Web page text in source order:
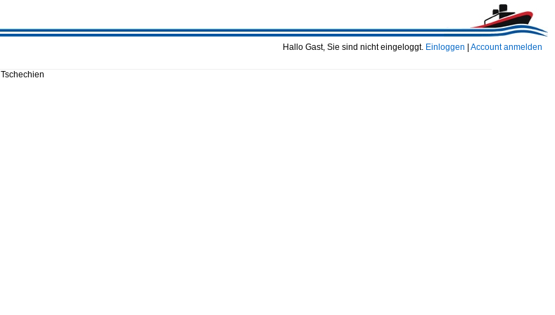
Hallo Gast, Sie sind nicht eingeloggt. Einloggen Account anmelden
Tschechien